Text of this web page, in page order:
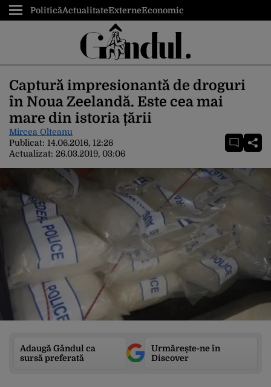
PoliticăActualitateExterneEconomic
Captură impresionantă de droguri
în Noua Zeelandă. Este cea mai
mare din istoria țării
Mircea Olteanu
Publicat: 14.06.2016, 12:26
Actualizat: 26.03.2019, 03:06
Adaugă Gândul ca
sursă preferată
Urmărește-ne în
Discover